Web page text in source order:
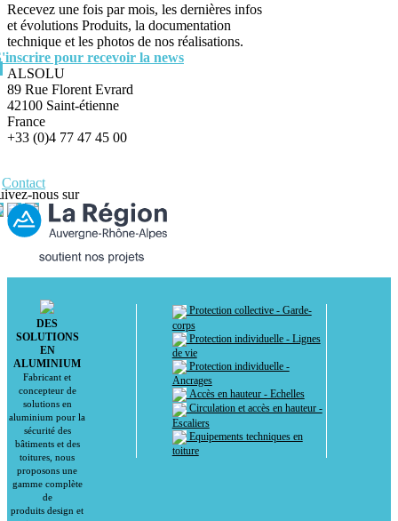
Recevez une fois par mois, les dernières infos
et évolutions Produits, la documentation
technique et les photos de nos réalisations.
pour recevoir la news
ALSOLU
89 Rue Florent Evrard
42100 Saint-étienne
France
+33 (0)4 77 47 45 00
Contact
nous sur
DES
SOLUTIONS
EN
ALUMINIUM
Fabricant et
concepteur de
solutions en
aluminium pour la
sécurité des
bâtiments et des
toitures, nous
proposons une
gamme complète
de
produits design et
Protection collective - Garde-
corps
Protection individuelle - Lignes
de vie
Protection individuelle -
Ancrages
Accès en hauteur - Echelles
Circulation et accès en hauteur -
Escaliers
Equipements techniques en
toiture